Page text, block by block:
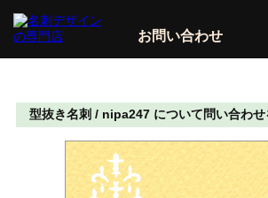
お問い合わせ
型抜き名刺 / nipa247 について問い合わせ